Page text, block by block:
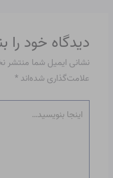
دیدگاه‌ خود را
نشانی ایمیل شما منتشر
علامت‌گذاری شده‌اند*
بنویسید…